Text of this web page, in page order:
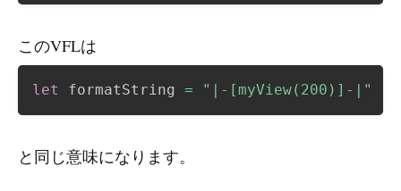
このVFLは
let formatString = "|-[myView(200)]-|"
と同じ意味になります。